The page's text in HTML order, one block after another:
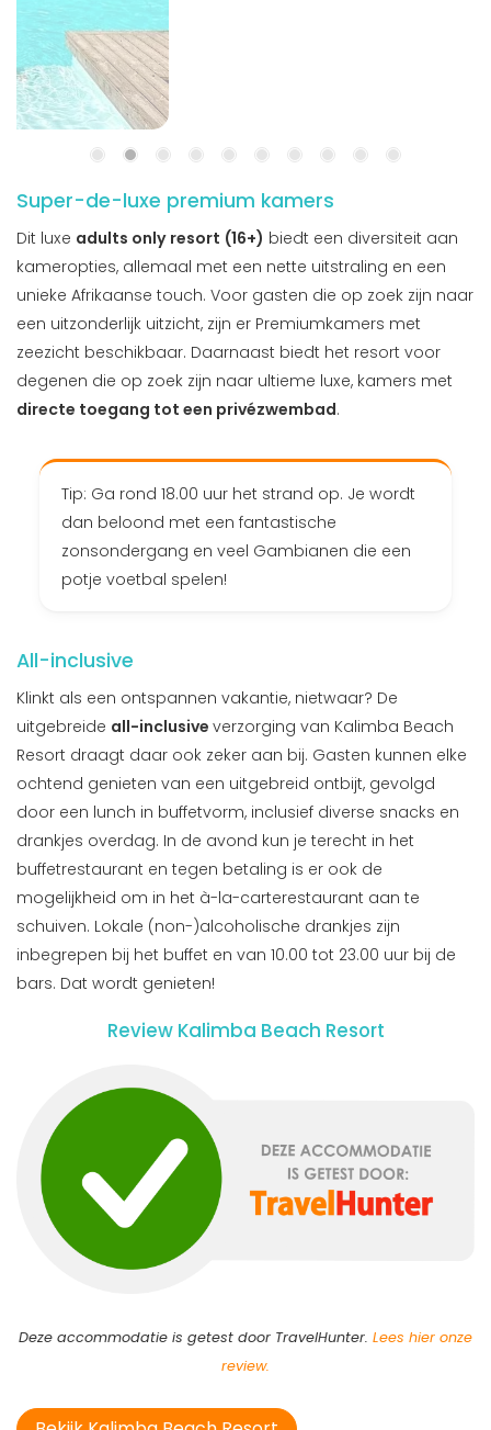
Super-de-luxe premium kamers
Dit luxe adults only resort (16+) biedt een diversiteit aan
kameropties, allemaal met een nette uitstraling en een
unieke Afrikaanse touch. Voor gasten die op zoek zijn naar
een uitzonderlijk uitzicht, zijn er Premiumkamers met
zeezicht beschikbaar. Daarnaast biedt het resort voor
degenen die op zoek zijn naar ultieme luxe, kamers met
directe toegang tot een privézwembad.
Tip: Ga rond 18.00 uur het strand op. Je wordt
dan beloond met een fantastische
zonsondergang en veel Gambianen die een
potje voetbal spelen!
All-inclusive
Klinkt als een ontspannen vakantie, nietwaar? De
uitgebreide all-inclusive verzorging van Kalimba Beach
Resort draagt daar ook zeker aan bij. Gasten kunnen elke
ochtend genieten van een uitgebreid ontbijt, gevolgd
door een lunch in buffetvorm, inclusief diverse snacks en
drankjes overdag. In de avond kun je terecht in het
buffetrestaurant en tegen betaling is er ook de
mogelijkheid om in het à-la-carterestaurant aan te
schuiven. Lokale (non-)alcoholische drankjes zijn
inbegrepen bij het buffet en van 10.00 tot 23.00 uur bij de
bars. Dat wordt genieten!
Review Kalimba Beach Resort
Deze accommodatie is getest door TravelHunter. Lees hier onze
review.